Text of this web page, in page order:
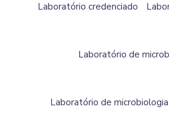
Laboratório credenciado
Laboratório de
Laboratório de